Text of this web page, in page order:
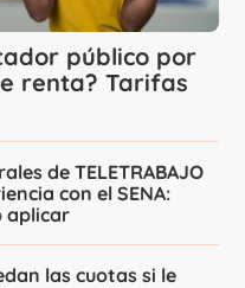
público por
renta? Tarifas
de TELETRABAJO
con el SENA:
aplicar
las cuotas si le